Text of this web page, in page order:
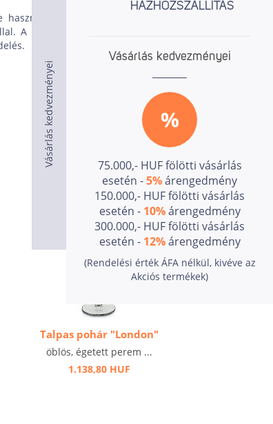
hanem aláhúzzák otthoni
A Rist online áruházban minőségi
Talpas pohár "London"
öblös, égetett perem ...
1.138,80 HUF
Vásárlás kedvezményei
HÁZHOZSZÁLLÍTÁS
Vásárlás kedvezményei
%
75.000,- HUF fölötti vásárlás
esetén -5%árengedmény
150.000,- HUF fölötti vásárlás
esetén - 10%árengedmény
300.000,- HUF fölötti vásárlás
esetén - 12%árengedmény
(Rendelési érték ÁFA nélkül, kivéve az
Akciós termékek)